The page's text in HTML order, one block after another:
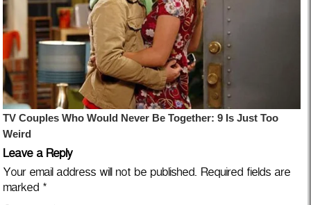
Leave a Reply
Your email address will not be published. Required fields are
marked *